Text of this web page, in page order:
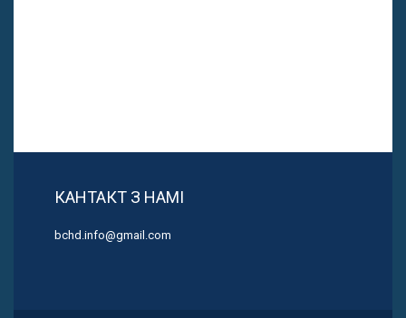
КАНТАКТ З НАМІ
bchd.info@gmail.com